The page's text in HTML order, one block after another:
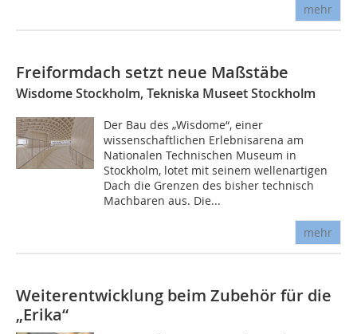
mehr
Freiformdach setzt neue Maßstäbe
Wisdome Stockholm, Tekniska Museet Stockholm
Der Bau des „Wisdome“, einer
wissenschaftlichen Erlebnisarena am
Nationalen Technischen Museum in
Stockholm, lotet mit seinem wellenartigen
Dach die Grenzen des bisher technisch
Machbaren aus. Die...
mehr
Weiterentwicklung beim Zubehör für die
„Erika“